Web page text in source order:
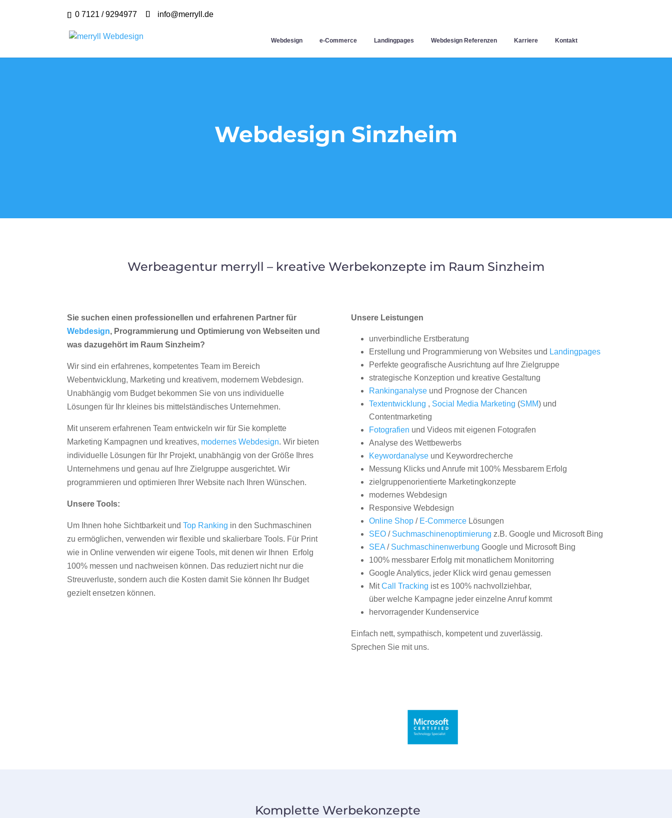
0 7121 / 9294977 info@merryll.de
Webdesign e-Commerce Landingpages Webdesign Referenzen Karriere Kontakt
Webdesign Sinzheim
Werbeagentur merryll – kreative Werbekonzepte im Raum Sinzheim
Sie suchen einen professionellen und erfahrenen Partner für
Webdesign, Programmierung und Optimierung von Webseiten und
was dazugehört im Raum Sinzheim?
Wir sind ein erfahrenes, kompetentes Team im Bereich
Webentwicklung, Marketing und kreativem, modernem Webdesign.
Unabhängig vom Budget bekommen Sie von uns individuelle
Lösungen für Ihr kleines bis mittelständisches Unternehmen.
Mit unserem erfahrenen Team entwickeln wir für Sie komplette
Marketing Kampagnen und kreatives, modernes Webdesign. Wir bieten
individuelle Lösungen für Ihr Projekt, unabhängig von der Größe Ihres
Unternehmens und genau auf Ihre Zielgruppe ausgerichtet. Wir
programmieren und optimieren Ihrer Website nach Ihren Wünschen.
Unsere Tools:
Um Ihnen hohe Sichtbarkeit undTop Ranking in den Suchmaschinen
zu ermöglichen, verwenden wir flexible und skalierbare Tools. Für Print
wie in Online verwenden wir eigene Tools, mit denen wir Ihnen Erfolg
100% messen und nachweisen können. Das reduziert nicht nur die
Streuverluste, sondern auch die Kosten damit Sie können Ihr Budget
gezielt ensetzen können.
Unsere Leistungen
unverbindliche Erstberatung
Erstellung und Programmierung von Websites und Landingpages
Perfekte geografische Ausrichtung auf Ihre Zielgruppe
strategische Konzeption und kreative Gestaltung
Rankinganalyseund Prognose der Chancen
Textentwicklung , Social Media Marketing (SMM) und
Contentmarketing
Fotografien und Videos mit eigenen Fotografen
Analyse des Wettbewerbs
Keywordanalyseund Keywordrecherche
Messung Klicks und Anrufe mit 100% Messbarem Erfolg
zielgruppenorientierte Marketingkonzepte
modernes Webdesign
Responsive Webdesign
Online Shop/ E-CommerceLösungen
SEO/ Suchmaschinenoptimierung z.B. Google und Microsoft Bing
SEA/ Suchmaschinenwerbung Google und Microsoft Bing
100% messbarer Erfolg mit monatlichem Monitorring
Google Analytics, jeder Klick wird genau gemessen
MitCall Tracking ist es 100% nachvollziehbar,
über welche Kampagne jeder einzelne Anruf kommt
hervorragender Kundenservice
Einfach nett, sympathisch, kompetent und zuverlässig.
Sprechen Sie mit uns.
Komplette Werbekonzepte